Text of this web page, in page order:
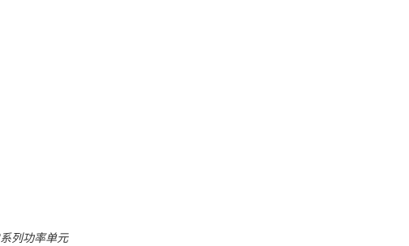
列功率单元